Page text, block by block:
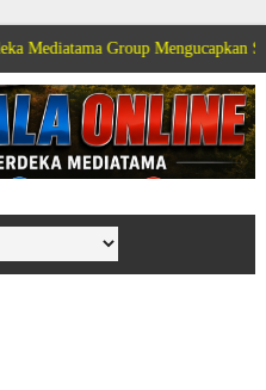
Group Mengucapkan Selamat